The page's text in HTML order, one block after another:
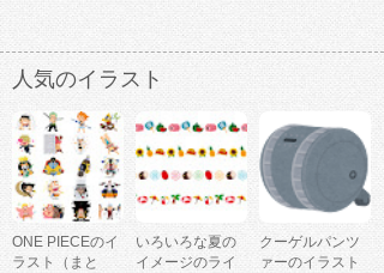
人気のイラスト
ONE PIECEのイ
ラスト（まと
いろいろな夏の
イメージのライ
クーゲルパンツ
ァーのイラスト